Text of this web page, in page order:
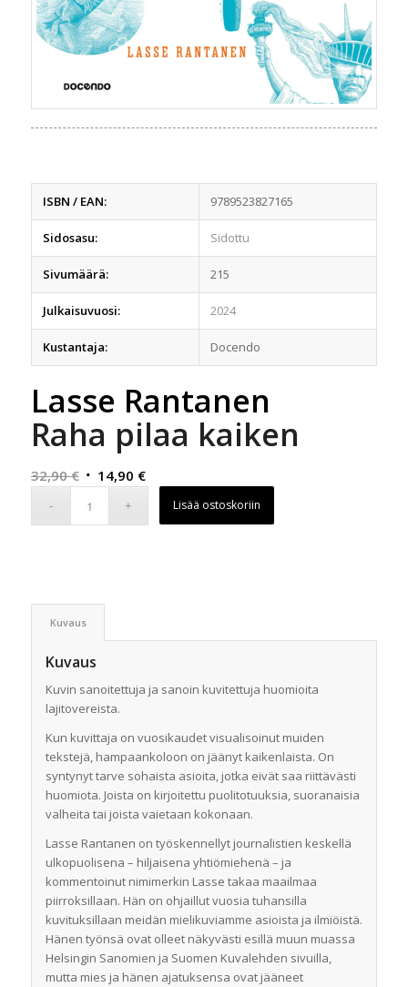
ISBN / EAN: 9789523827165
Sidosasu: Sidottu
Sivumäärä: 215
Julkaisuvuosi: 2024
Kustantaja: Docendo
Lasse Rantanen
Raha pilaa kaiken
32,90€ Alkuperäinen
14,90 €Nykyinen
hinta
on:
Lisää ostoskoriin
Kuvaus
Kuvaus
Kuvin sanoitettuja ja sanoin kuvitettuja huomioita
lajitovereista.
Kun kuvittaja on vuosikaudet visualisoinut muiden
tekstejä, hampaankoloon on jäänyt kaikenlaista. On
syntynyt tarve sohaista asioita, jotka eivät saa riittävästi
huomiota. Joista on kirjoitettu puolitotuuksia, suoranaisia
valheita tai joista vaietaan kokonaan.
Lasse Rantanen on työskennellyt journalistien keskellä
ulkopuolisena – hiljaisena yhtiömiehenä – ja
kommentoinut nimimerkin Lasse takaa maailmaa
piirroksillaan. Hän on ohjaillut vuosia tuhansilla
kuvituksillaan meidän mielikuviamme asioista ja ilmiöistä.
Hänen työnsä ovat olleet näkyvästi esillä muun muassa
Helsingin Sanomien ja Suomen Kuvalehden sivuilla,
mutta mies ja hänen ajatuksensa ovat jääneet